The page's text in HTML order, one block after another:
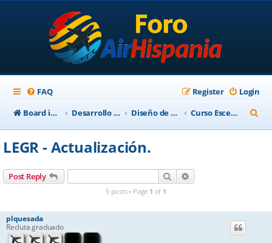
FAQ Login
Register
Board index
Desarrollo Escenarios Diseño de Escenarios Curso Escenarios 2012
e
LEGR - Actualización.
Post Reply Search
5 posts • Page 1 of 1
plquesada
Recluta graduado